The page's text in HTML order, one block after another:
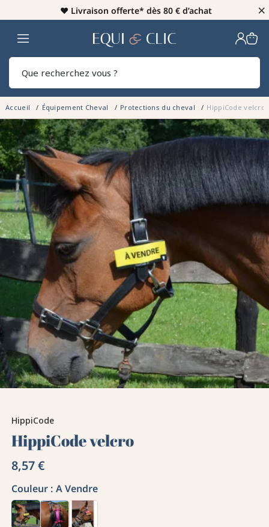
♥️ Livraison offerte* dès 80 € d’achat ×
Home
Accueil Équipement Cheval Protections du cheval HippiCode velcro
HippiCode
HippiCode velcro
8,57 €
Couleur : A Vendre